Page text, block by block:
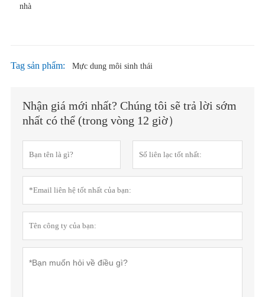
nhà
Tag sản phẩm: Mực dung môi sinh thái
Nhận giá mới nhất? Chúng tôi sẽ trả lời sớm
nhất có thể (trong vòng 12 giờ）